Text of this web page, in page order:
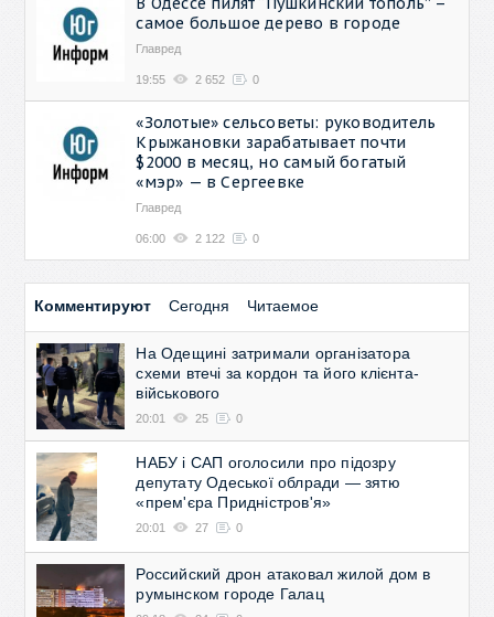
самое большое дерево в городе
Главред
19:55 2 652 0
«Золотые» сельсоветы: руководитель
Крыжановки зарабатывает почти
$2000 в месяц, но самый богатый
«мэр» — в Сергеевке
Главред
06:00 2 122 0
Комментируют Сегодня Читаемое
На Одещині затримали організатора
схеми втечі за кордон та його клієнта-
військового
20:01 25 0
НАБУ і САП оголосили про підозру
депутату Одеської облради — зятю
«прем'єра Придністров'я»
20:01 27 0
Российский дрон атаковал жилой дом в
румынском городе Галац